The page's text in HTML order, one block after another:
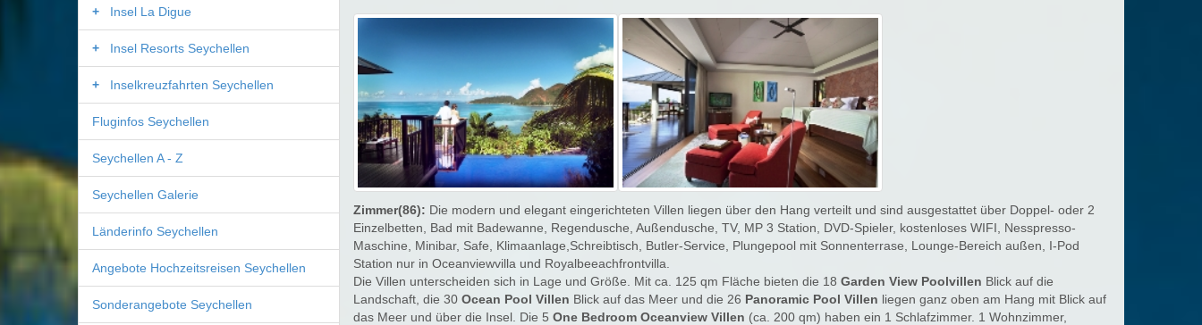
Insel La Digue
Insel Resorts Seychellen
Inselkreuzfahrten Seychellen
Fluginfos Seychellen
Seychellen A - Z
Seychellen Galerie
Länderinfo Seychellen
Angebote Hochzeitsreisen Seychellen
Sonderangebote Seychellen
Zimmer(86): Die modern und elegant eingerichteten Villen liegen über den Hang verteilt und sind ausgestattet über Doppel- oder 2
Einzelbetten, Bad mit Badewanne, Regendusche, Außendusche, TV, MP 3 Station, DVD-Spieler, kostenloses WIFI, Nesspresso-
Maschine, Minibar, Safe, Klimaanlage,Schreibtisch, Butler-Service, Plungepool mit Sonnenterrase, Lounge-Bereich außen, I-Pod
Station nur in Oceanviewvilla und Royalbeeachfrontvilla.
Die Villen unterscheiden sich in Lage und Größe. Mit ca. 125 qm Fläche bieten die 18 Garden View Poolvillen Blick auf die
Landschaft, die 30 Ocean Pool Villen Blick auf das Meer und die 26 Panoramic Pool Villen liegen ganz oben am Hang mit Blick auf
das Meer und über die Insel. Die 5 One Bedroom Oceanview Villen (ca. 200 qm) haben ein 1 Schlafzimmer. 1 Wohnzimmer,